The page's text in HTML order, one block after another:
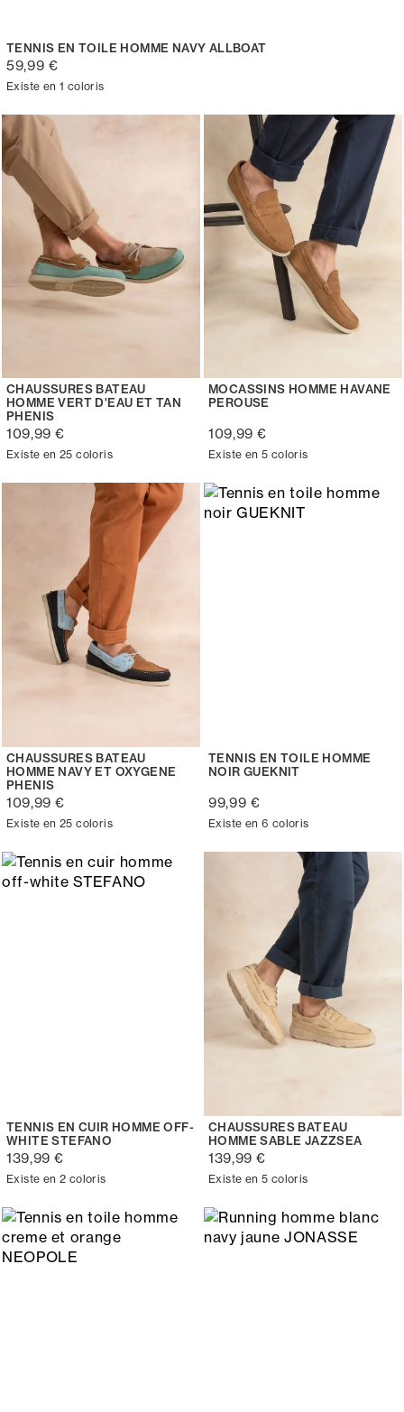
TENNIS EN TOILE HOMME NAVY ALLBOAT
59,99 €
Existe en 1 coloris
CHAUSSURES BATEAU
HOMME VERT D'EAU ET TAN
PHENIS
109,99 €
Existe en 25 coloris
MOCASSINS HOMME HAVANE
PEROUSE
109,99 €
Existe en 5 coloris
CHAUSSURES BATEAU
HOMME NAVY ET OXYGENE
PHENIS
109,99 €
Existe en 25 coloris
TENNIS EN TOILE HOMME
NOIR GUEKNIT
99,99 €
Existe en 6 coloris
TENNIS EN CUIR HOMME OFF-
WHITE STEFANO
139,99 €
Existe en 2 coloris
CHAUSSURES BATEAU
HOMME SABLE JAZZSEA
139,99 €
Existe en 5 coloris